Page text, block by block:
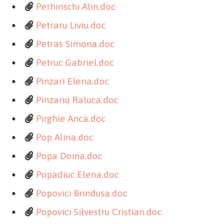
Perhinschi Alin.doc
Petraru Liviu.doc
Petras Simona.doc
Petruc Gabriel.doc
Pinzari Elena.doc
Pinzariu Raluca.doc
Pirghie Anca.doc
Pop Alina.doc
Popa Doina.doc
Popadiuc Elena.doc
Popovici Brindusa.doc
Popovici Silvestru Cristian.doc